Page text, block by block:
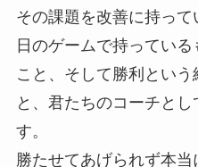
その課題を改善に持っ
日のゲームで持ってい
こと、そして勝利とい
と、君たちのコーチと
す。
勝たせてあげられず本当